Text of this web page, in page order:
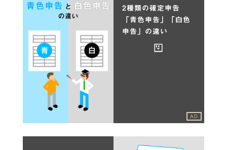
2種類の確定申告
「青色申告」「白色
申告」の違い
AD